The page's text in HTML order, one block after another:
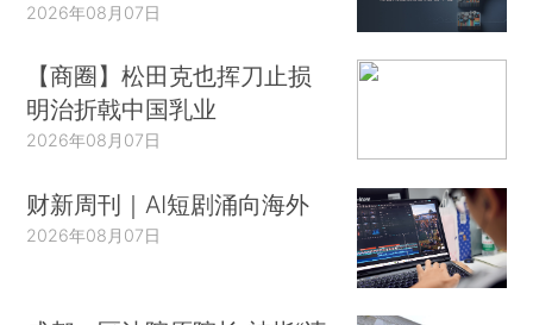
2026年08月07日
【商圈】松田克也挥刀止损
明治折戟中国乳业
2026年08月07日
财新周刊｜AI短剧涌向海外
2026年08月07日